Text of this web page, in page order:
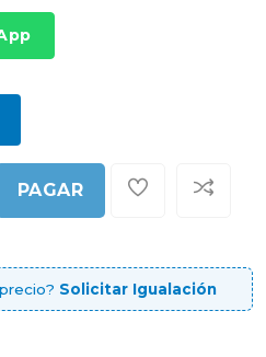
PAGAR
Solicitar Igualación